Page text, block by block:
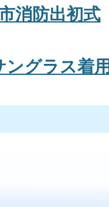
消防出初式
ングラス着